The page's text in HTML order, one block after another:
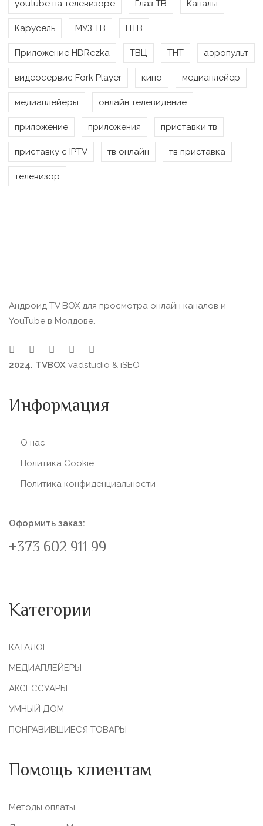
youtube на телевизоре Глаз ТВ Каналы
Карусель МУЗ ТВ НТВ
Приложение HDRezka ТВЦ ТНТ аэропульт
видеосервис Fork Player кино медиаплейер
медиаплейеры онлайн телевидение
приложение приложения приставки тв
приставку с IPTV тв онлайн тв приставка
телевизор
Андроид TV BOX для просмотра онлайн каналов и
YouTube в Молдове.
2024. TVBOX vadstudio & iSEO
Информация
О нас
Политика Сookie
Политика конфиденциальности
Оформить заказ:
+373 602 911 99
Категории
КАТАЛОГ
МЕДИАПЛЕЙЕРЫ
АКСЕССУАРЫ
УМНЫЙ ДОМ
ПОНРАВИВШИЕСЯ ТОВАРЫ
Помощь клиентам
Методы оплаты